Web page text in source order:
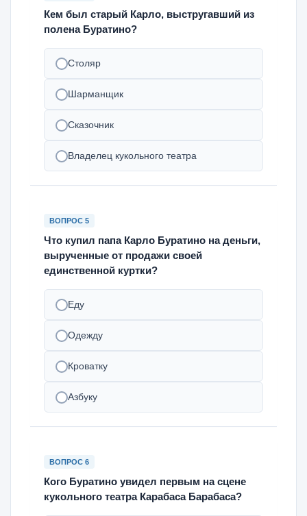
Кем был старый Карло, выстругавший из
полена Буратино?
Столяр
Шарманщик
Сказочник
Владелец кукольного театра
ВОПРОС 5
Что купил папа Карло Буратино на деньги,
вырученные от продажи своей
единственной куртки?
Еду
Одежду
Кроватку
Азбуку
ВОПРОС 6
Кого Буратино увидел первым на сцене
кукольного театра Карабаса Барабаса?